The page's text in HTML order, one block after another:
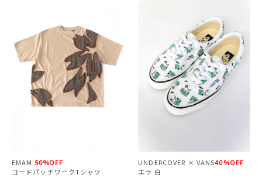
EMAM 50%OFF
コードパッチワークTシャツ
UNDERCOVER × VANS40%OFF
エラ 白